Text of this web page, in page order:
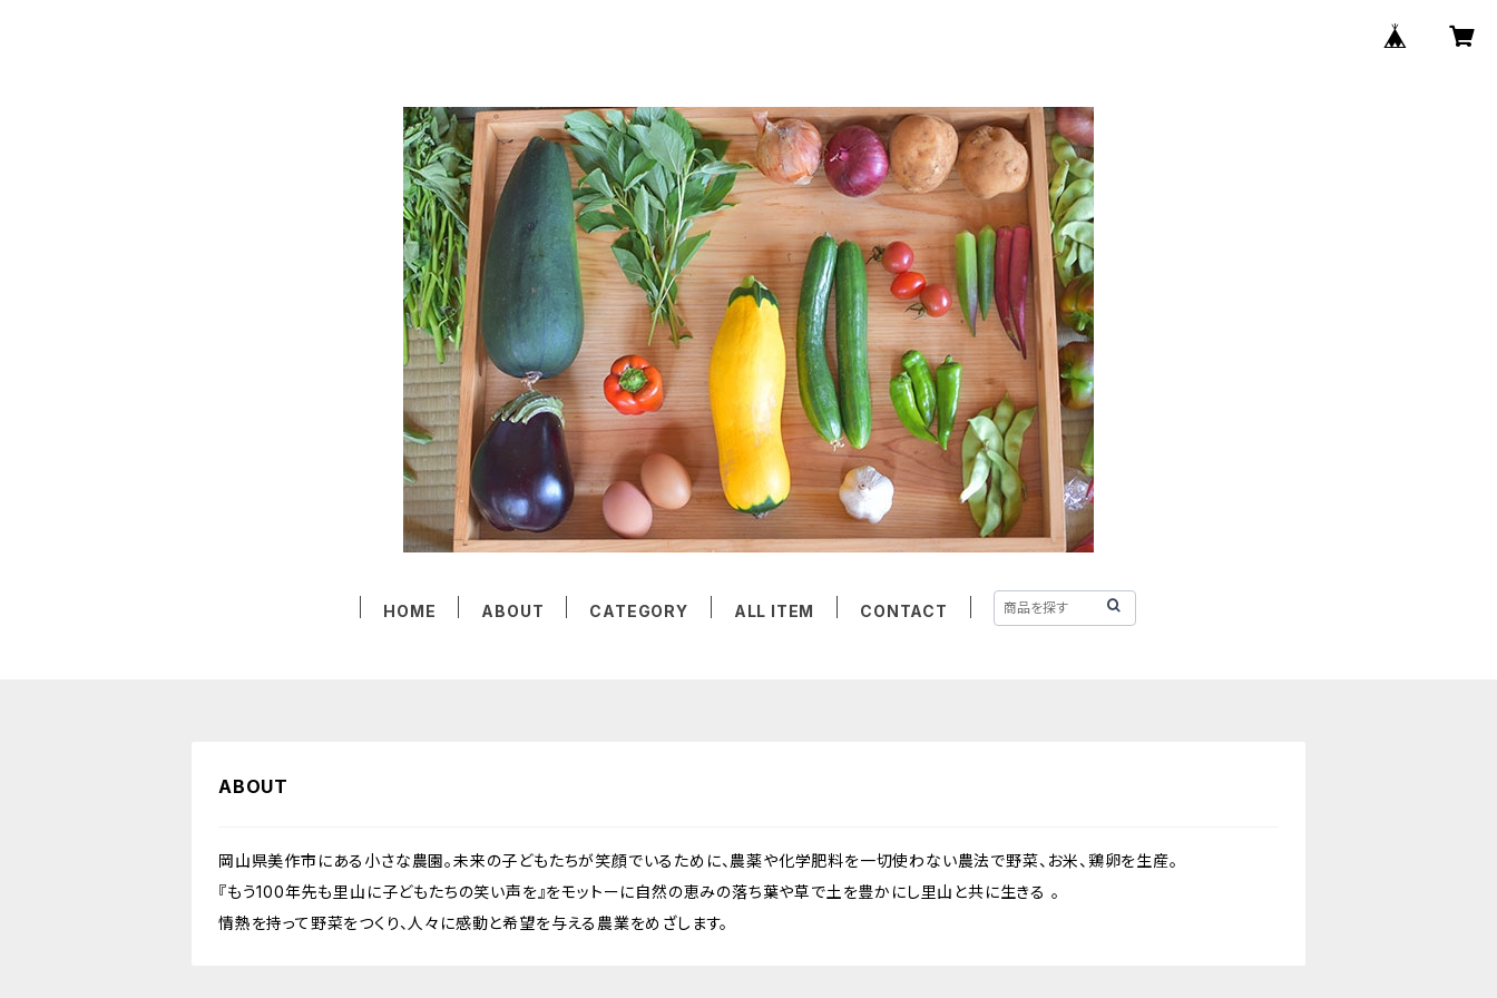
HOME ABOUT CATEGORY ALL ITEM CONTACT
ABOUT
岡山県美作市にある小さな農園。未来の子どもたちが笑顔でいるために、農薬や化学肥料を一切使わない農法で野菜、お米、鶏卵を生産。
『もう100年先も里山に子どもたちの笑い声を』をモットーに自然の恵みの落ち葉や草で土を豊かにし里山と共に生きる 。
情熱を持って野菜をつくり、人々に感動と希望を与える農業をめざします。